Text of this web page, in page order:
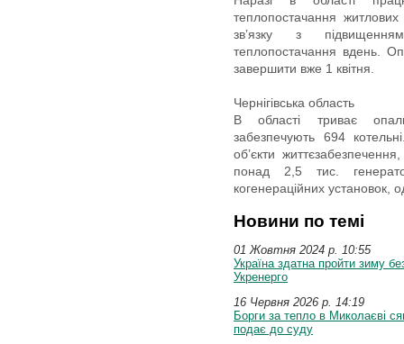
теплопостачання житлових
звʼязку з
теплопостачання вдень.
завершити вже 1 квітня.
Чернігівська область
В області триває
забезпечують 694
об’єкти
понад 2,5 тис.
когенераційних установок,
Новини по темі
01 Жовтня 2024 p. 10:55
Україна здатна пройти зиму
Укренерго
16 Червня 2026 p. 14:19
Борги за тепло в Миколаєві
подає до суду